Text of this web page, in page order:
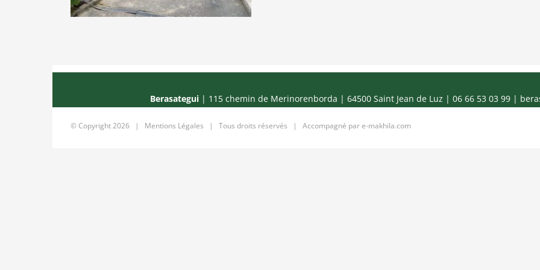
Berasategui | 115 chemin de Merinorenborda | 64500 Saint Jean de Luz | 06 66 53 03 99 |
© Copyright2026 | Mentions Légales | Tous droits réservés | Accompagné pare-makhila.com